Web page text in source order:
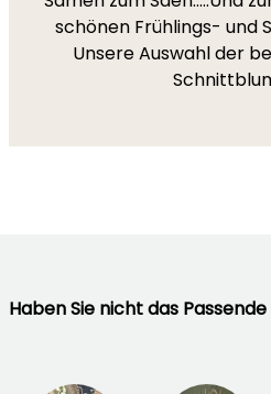
schönen Frühlings- und
Unsere Auswahl der
Haben Sie nicht das